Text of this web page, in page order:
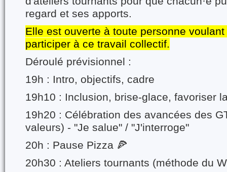
regard et ses apports.
Elle est ouverte à toute personne
participer à ce travail collectif.
Déroulé prévisionnel :
19h : Intro, objectifs, cadre
19h10 : Inclusion, brise-glace, favoriser
19h20 : Célébration des avancées des
valeurs) - "Je salue" / "J'interroge"
20h : Pause Pizza 🍕
20h30 : Ateliers tournants (méthode du